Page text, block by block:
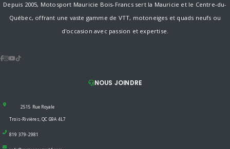
Depuis 2005, Motosport Mauricie Bois-Francs sert la Mauricie et le Centre-du-
Québec, offrant une vaste gamme de VTT, motoneiges et quads neufs ou
d'occasion avec passion et expertise.
NOUS JOINDRE
2515 Rue Royale
Trois-Rivières, QC G9A 4L7
819 379-2981